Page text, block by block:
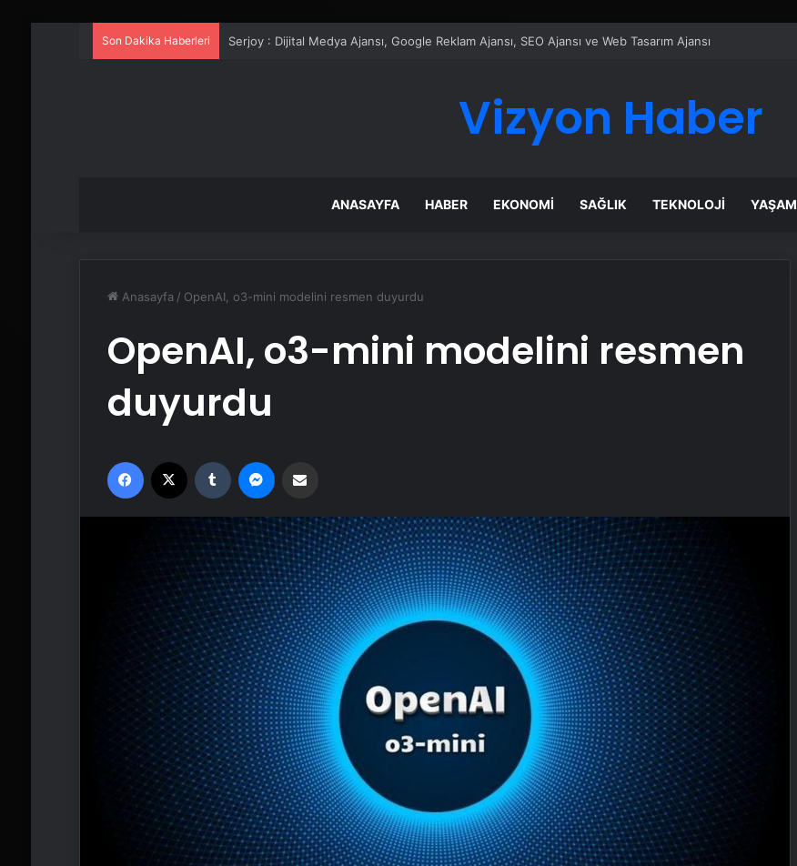
Son Dakika Haberleri UETDS Nedir ? Uetds.com İle Akıllı Dijital Taşımacılık Yazılımı
Vizyon Haber
ANASAYFA HABER EKONOMI SAĞLIK TEKNOLOJI YAŞAM
Anasayfa / OpenAI, o3-mini modelini resmen duyurdu
OpenAI, o3-mini modelini resmen
duyurdu
Facebook Tumblr